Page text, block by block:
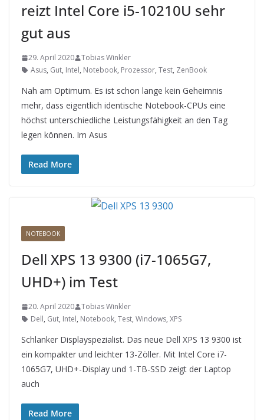
reizt Intel Core i5-10210U sehr
gut aus
29. April 2020
Tobias Winkler
Asus, Gut, Intel, Notebook, Prozessor, Test, ZenBook
Nah am Optimum. Es ist schon lange kein Geheimnis
mehr, dass eigentlich identische Notebook-CPUs eine
höchst unterschiedliche Leistungsfähigkeit an den Tag
legen können. Im Asus
Read More
NOTEBOOK
Dell XPS 13 9300 (i7-1065G7,
UHD+) im Test
20. April 2020
Tobias Winkler
Dell, Gut, Intel, Notebook, Test, Windows, XPS
Schlanker Displayspezialist. Das neue Dell XPS 13 9300 ist
ein kompakter und leichter 13-Zöller. Mit Intel Core i7-
1065G7, UHD+-Display und 1-TB-SSD zeigt der Laptop
auch
Read More